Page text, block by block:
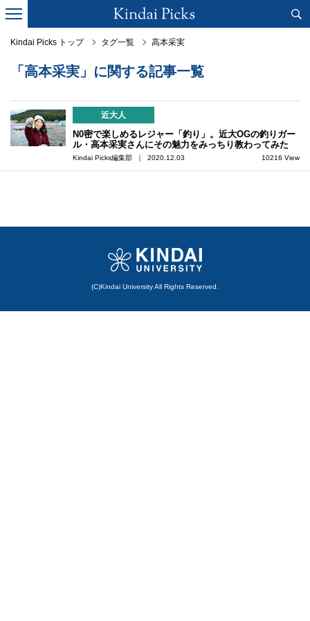
Kindai Picks トップ タグ一覧 高本采実
「高本采実」に関する記事一覧
近大人
N0密で楽しめるレジャー「釣り」。近大OGの釣りガー
ル・高本采実さんにその魅力をみっちり教わってみた
Kindai Picks編集部 ｜ 2020.12.03 10216 View
(C)Kindai University All Rights Reserved.